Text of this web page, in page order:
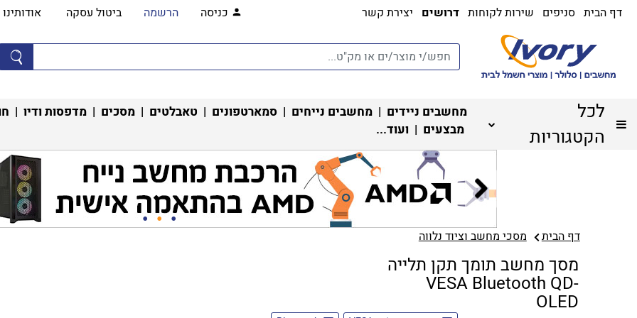
דף הבית סניפים שירות לקוחות דרושים יצירת קשר כניסה הרשמה ביטול עסקה אודותינו
לכל
הקטגוריות
מחשבים ניידים | מחשבים נייחים | סמארטפונים | טאבלטים | מסכים | מדפסות ודיו |
מבצעים | ועוד...
דף הבית מסכי מחשב וציוד נלווה
מסך מחשב תומך תקן תלייה
VESA Bluetooth QD-
OLED